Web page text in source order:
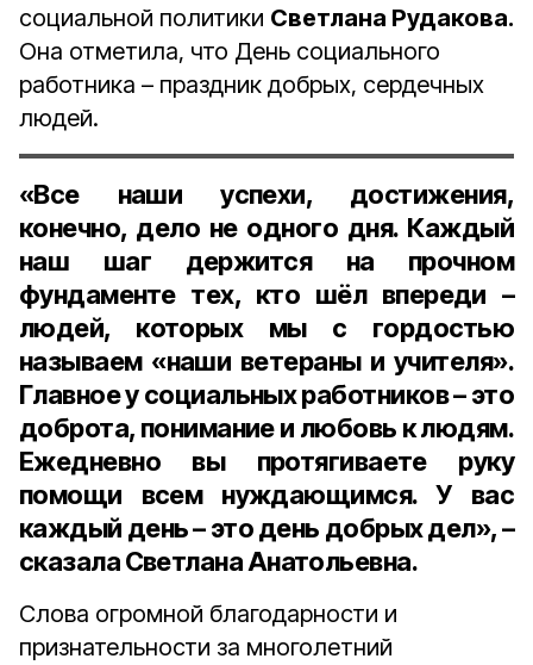
социальной политики Светлана Рудакова.
Она отметила, что День социального
работника – праздник добрых, сердечных
людей.
«Все наши успехи, достижения,
конечно, дело не одного дня. Каждый
наш шаг держится на прочном
фундаменте тех, кто шёл впереди –
людей, которых мы с гордостью
называем «наши ветераны и учителя».
Главное у социальных работников – это
доброта, понимание и любовь к людям.
Ежедневно вы протягиваете руку
помощи всем нуждающимся. У вас
каждый день – это день добрых дел», –
сказала Светлана Анатольевна.
Слова огромной благодарности и
признательности за многолетний